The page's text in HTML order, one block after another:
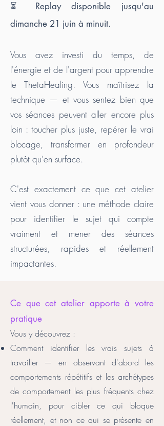
⏳ Replay disponible jusqu'au
dimanche 21 juin à minuit.
Vous avez investi du temps, de
l'énergie et de l'argent pour apprendre
le ThetaHealing. Vous maîtrisez la
technique — et vous sentez bien que
vos séances peuvent aller encore plus
loin : toucher plus juste, repérer le vrai
blocage, transformer en profondeur
plutôt qu'en surface.
C'est exactement ce que cet atelier
vient vous donner : une méthode claire
pour identifier le sujet qui compte
vraiment et mener des séances
structurées, rapides et réellement
impactantes.
Ce que cet atelier apporte à votre
pratique
Vous y découvrez : ​
Comment identifier les vrais sujets à
travailler — en observant d'abord les
comportements répétitifs et les archétypes
de comportement les plus fréquents chez
l'humain, pour cibler ce qui bloque
réellement, et non ce qui se présente en